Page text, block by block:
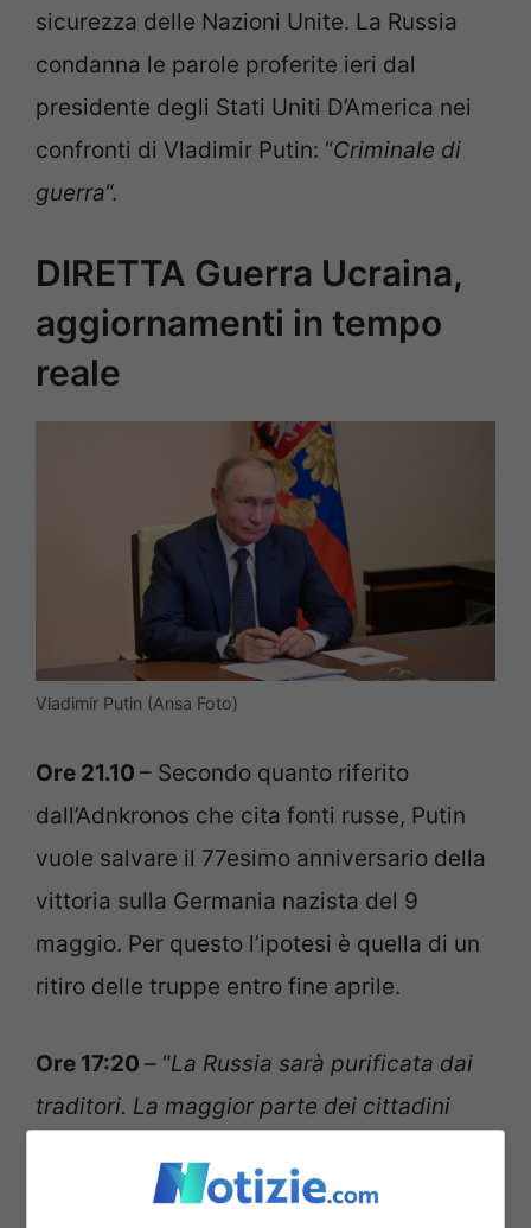
sicurezza delle Nazioni Unite. La Russia
condanna le parole proferite ieri dal
presidente degli Stati Uniti D’America nei
confronti di Vladimir Putin: “Criminale di
guerra“.
DIRETTA Guerra Ucraina,
aggiornamenti in tempo
reale
Vladimir Putin (Ansa Foto)
Ore 21.10 – Secondo quanto riferito
dall’Adnkronos che cita fonti russe, Putin
vuole salvare il 77esimo anniversario della
vittoria sulla Germania nazista del 9
maggio. Per questo l’ipotesi è quella di un
ritiro delle truppe entro fine aprile.
Ore 17:20 – “La Russia sarà purificata dai
traditori. La maggior parte dei cittadini
del presidente russo Dmitry Peskov.